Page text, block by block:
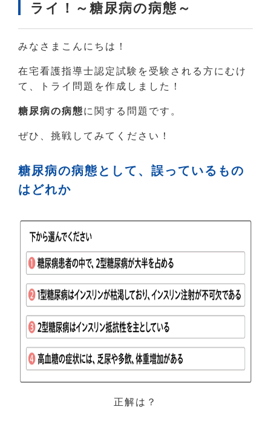
ライ！～糖尿病の病態～
みなさまこんにちは！
在宅看護指導士認定試験を受験される方にむけ
て、トライ問題を作成しました！
糖尿病の病態に関する問題です。
ぜひ、挑戦してみてください！
糖尿病の病態として、誤っているもの
はどれか
正解は？